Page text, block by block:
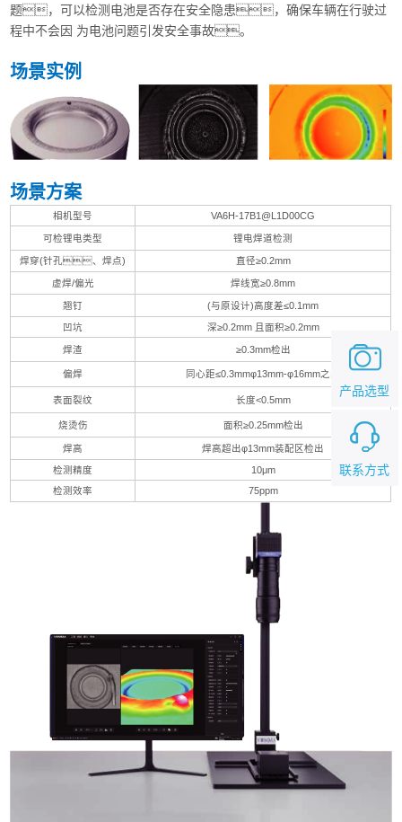
题，可以检测电池是否存在安全隐患，确保车辆在行驶过
程中不会因 为电池问题引发安全事故。
场景实例
场景方案
相机型号 VA6H-17B1@L1D00CG
可检锂电类型 锂电焊道检测
焊穿(针孔、焊点) 直径≥0.2mm
虚焊/偏光 焊线宽≥0.8mm
翘钉
(与原设计)高度差≤0.1mm
凹坑
深≥0.2mm 且面积≥0.2mm
焊渣 ≥0.3mm检出
偏焊 同心距≤0.3mmφ13mm-φ16mm之间
表面裂纹 长度<0.5mm
烧烫伤 面积≥0.25mm检出
焊高
焊高超出φ13mm装配区检出
检测精度
10μm
检测效率
75ppm
联系方式
产品选型